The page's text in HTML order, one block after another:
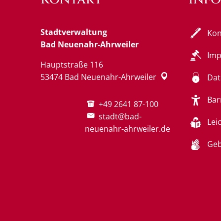
Stadtverwaltung
Bad Neuenahr-Ahrweiler
Hauptstraße 116
53474 Bad Neuenahr-Ahrweiler
+49 2641 87-100
stadt@bad-
neuenahr-ahrweiler.de